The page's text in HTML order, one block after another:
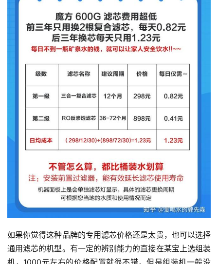
如果你觉得这种品牌的专用滤芯价格还是太贵，也可以选择
通用滤芯的机型。有一定的辨别能力的直接在某宝上选组装